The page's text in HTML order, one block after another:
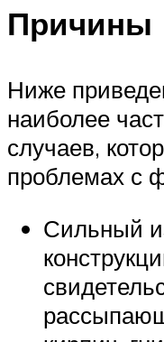
Причины
Ниже
наиболее
случаев,
проблемах с
Сильный